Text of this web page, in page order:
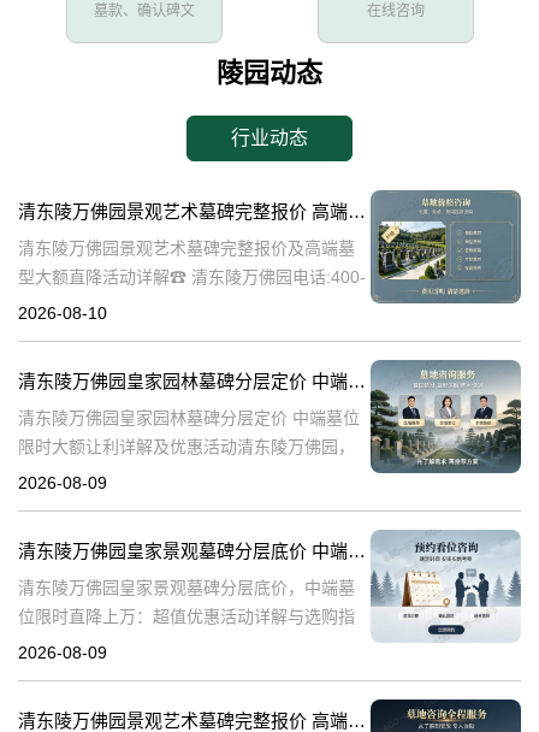
墓款、确认碑文
在线咨询
陵园动态
行业动态
清东陵万佛园景观艺术墓碑完整报价 高端墓型大额直降活动详解
清东陵万佛园景观艺术墓碑完整报价及高端墓
型大额直降活动详解☎ 清东陵万佛园电话:400-
838-5063清东陵万佛园，作为中国历史上著名
2026-08-10
清东陵万佛园皇家园林墓碑分层定价 中端墓位限时大额让利详解及优惠活动
清东陵万佛园皇家园林墓碑分层定价 中端墓位
限时大额让利详解及优惠活动清东陵万佛园，
作为中国历史上著名的皇家陵园之一，承载着
2026-08-09
清东陵万佛园皇家景观墓碑分层底价 中端墓位限时直降上万：超值优惠活动详解与选购指南
清东陵万佛园皇家景观墓碑分层底价，中端墓
位限时直降上万：超值优惠活动详解与选购指
南☎ 清东陵万佛园电话:400-838-5063清东陵
2026-08-09
清东陵万佛园景观艺术墓碑完整报价 高端墓型大额直降活动详解